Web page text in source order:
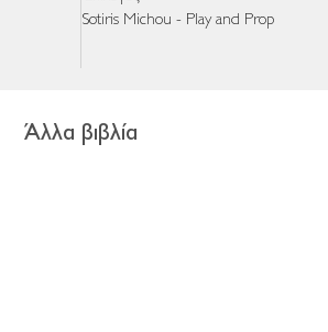
Sotiris Michou - Play and Prop
Άλλα βιβλία